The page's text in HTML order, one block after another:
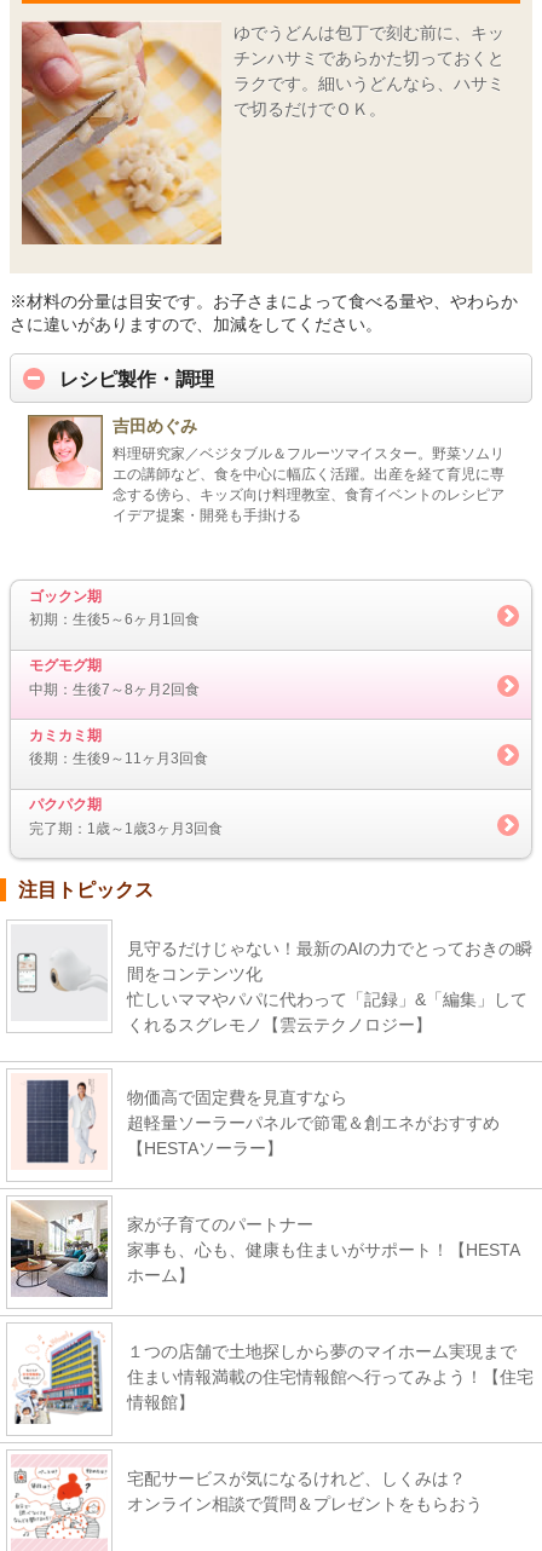
ゆでうどんは包丁で刻む前に、キッ
チンハサミであらかた切っておくと
ラクです。細いうどんなら、ハサミ
で切るだけでＯＫ。
※材料の分量は目安です。お子さまによって食べる量や、やわらか
さに違いがありますので、加減をしてください。
レシピ製作・調理
吉田めぐみ
料理研究家／ベジタブル＆フルーツマイスター。野菜ソムリ
エの講師など、食を中心に幅広く活躍。出産を経て育児に専
念する傍ら、キッズ向け料理教室、食育イベントのレシピア
イデア提案・開発も手掛ける
ゴックン期
初期：生後5～6ヶ月1回食
モグモグ期
中期：生後7～8ヶ月2回食
カミカミ期
後期：生後9～11ヶ月3回食
パクパク期
完了期：1歳～1歳3ヶ月3回食
注目トピックス
見守るだけじゃない！最新のAIの力でとっておきの瞬
間をコンテンツ化
忙しいママやパパに代わって「記録」&「編集」して
くれるスグレモノ【雲云テクノロジー】
物価高で固定費を見直すなら
超軽量ソーラーパネルで節電＆創エネがおすすめ
【HESTAソーラー】
家が子育てのパートナー
家事も、心も、健康も住まいがサポート！【HESTA
ホーム】
１つの店舗で土地探しから夢のマイホーム実現まで
住まい情報満載の住宅情報館へ行ってみよう！【住宅
情報館】
宅配サービスが気になるけれど、しくみは？
オンライン相談で質問＆プレゼントをもらおう